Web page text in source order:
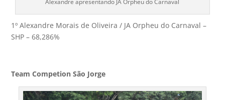
Alexandre apresentando JA Orpheu do Carnaval
1º Alexandre Morais de Oliveira / JA Orpheu do Carnaval –
SHP – 68,286%
Team Competion São Jorge